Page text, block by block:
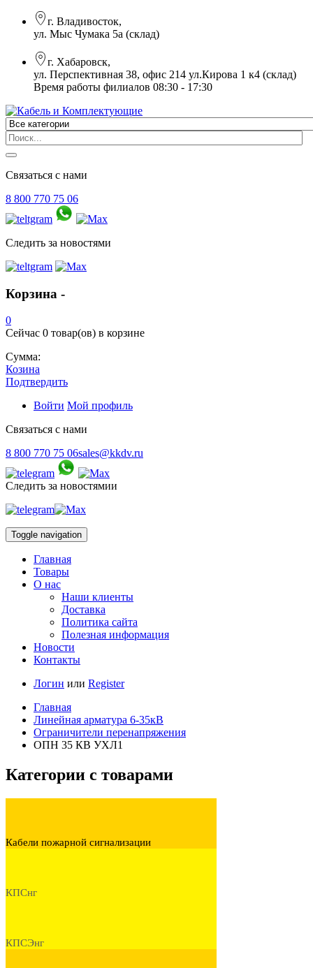
г. Владивосток,
ул. Мыс Чумака 5а (склад)
г. Хабаровск,
ул. Перспективная 38, офис 214 ул.Кирова 1 к4 (склад)
Время работы филиалов 08:30 - 17:30
Связаться с нами
8 800 770 75 06
Следить за новостями
Корзина -
0
Сейчас 0 товар(ов) в корзине
Сумма:
Козина
Подтвердить
Войти Мой профиль
Связаться с нами
8 800 770 75 06sales@kkdv.ru
Следить за новостямии
Toggle navigation
Главная
Товары
О нас
Наши клиенты
Доставка
Политика сайта
Полезная информация
Новости
Контакты
Логин или Register
Главная
Линейная арматура 6-35кВ
Ограничители перенапряжения
ОПН 35 КВ УХЛ1
Категории с товарами
Кабели пожарной сигнализации
КПСнг
КПСЭнг